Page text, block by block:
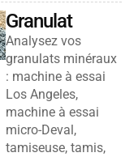
Granulat
Analysez vos
granulats minéraux
: machine à essai
Los Angeles,
machine à essai
micro-Deval,
tamiseuse, tamis,